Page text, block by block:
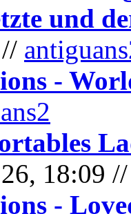
und
-
18:09 //
-